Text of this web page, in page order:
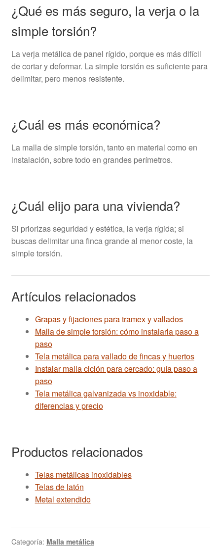
¿Qué es más seguro, la verja o la
simple torsión?
La verja metálica de panel rígido, porque es más difícil
de cortar y deformar. La simple torsión es suficiente para
delimitar, pero menos resistente.
¿Cuál es más económica?
La malla de simple torsión, tanto en material como en
instalación, sobre todo en grandes perímetros.
¿Cuál elijo para una vivienda?
Si priorizas seguridad y estética, la verja rígida; si
buscas delimitar una finca grande al menor coste, la
simple torsión.
Artículos relacionados
Grapas y fijaciones para tramex y vallados
Malla de simple torsión: cómo instalarla paso a
paso
Tela metálica para vallado de fincas y huertos
Instalar malla ciclón para cercado: guía paso a
paso
Tela metálica galvanizada vs inoxidable:
diferencias y precio
Productos relacionados
Telas metálicas inoxidables
Telas de latón
Metal extendido
Categoría: Malla metálica